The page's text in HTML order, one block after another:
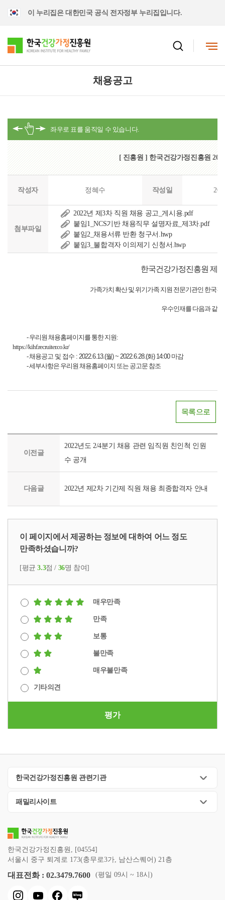
이 누리집은 대한민국 공식 전자정부 누리집입니다.
채용공고
[ 진흥원 ] 한국건강가정진흥원
작성자 정혜수 작성일
첨부파일
2022년 제3차 직원 채용 공고_게시용.pdf
붙임1_NCS기반 채용직무 설명자료_제3차.pdf
붙임2_채용서류 반환 청구서.hwp
붙임3_불합격자 이의제기 신청서.hwp
한국건강가정진흥원 제3
가족가치 확산 및 위기가족 지원 전문기관인 한국
우수인재를 다음과 같
- 우리원 채용홈페이지를 통한 지원:
https://kihf.recruiter.co.kr/
-채용공고 및 접수 : 2022.6.13.(월) ~ 2022.6.28.(화) 14:00 마감
-세부사항은 우리원 채용홈페이지 또는 공고문 참조
목록으로
이전글
2022년도 2/4분기 채용 관련 임직원 친인척 인원
수 공개
다음글 2022년 제2차 기간제 직원 채용 최종합격자 안내
이 페이지에서 제공하는 정보에 대하여 어느 정도
만족하셨습니까?
[평균3.3점 / 36명 참여]
매우만족
만족
보통
불만족
매우불만족
기타의견
평가
한국건강가정진흥원 관련기관
패밀리사이트
한국건강가정진흥원, [04554]
서울시 중구 퇴계로 173(충무로3가, 남산스퀘어) 21층
대표전화 : 02.3479.7600 (평일 09시 ~ 18시)